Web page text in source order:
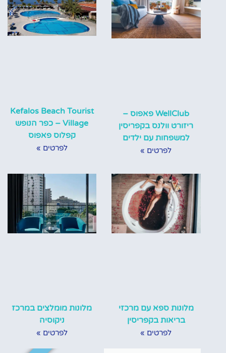
WellClub פאפוס –
ריזורט וולנס בקפריסין
למשפחות עם ילדים
לפרטים »
Kefalos Beach Tourist
Village – כפר הנופש
קפלוס פאפוס
לפרטים »
מלונות ספא עם מרכזי
בריאות בקפריסין
לפרטים »
מלונות מומלצים במרכז
ניקוסיה
לפרטים »